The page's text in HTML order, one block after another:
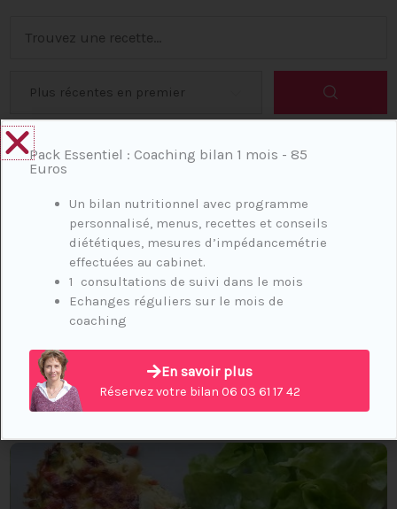
GALETTE DE POIS CASSES
Pack Essentiel : Coaching bilan 1 mois - 85
Euros
Un bilan nutritionnel avec programme
personnalisé, menus, recettes et conseils
diététiques, mesures d’impédancemétrie
effectuées au cabinet.
1 consultations de suivi dans le mois
Echanges réguliers sur le mois de
coaching
En savoir plus
Réservez votre bilan 06 03 61 17 42